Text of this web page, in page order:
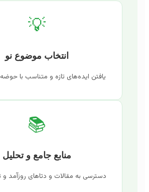
💡
انتخاب موضوع نو
یافتن ایده‌های تازه و متناسب با حوضه مورد
📚
منابع جامع و تحلیل
دسترسی به مقالات و دتاهای روزآمد و